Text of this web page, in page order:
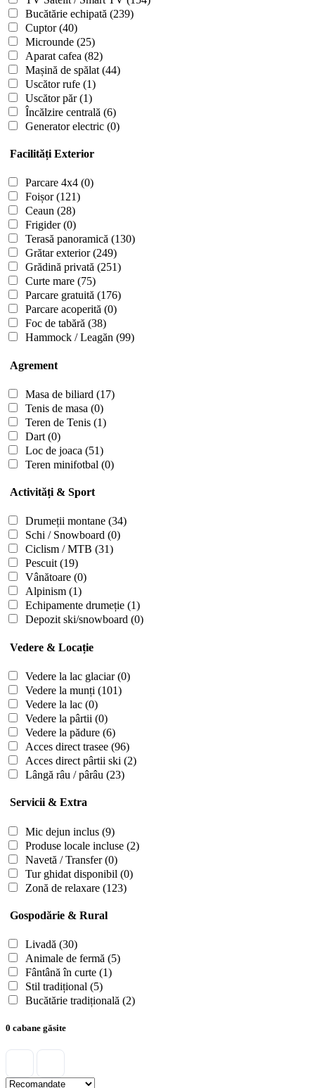
Bucătărie echipată (239)
Cuptor(40)
Microunde (25)
Aparat cafea (82)
Mașină de spălat (44)
Uscător rufe (1)
Uscător păr(1)
Încălzire centrală (6)
Generator electric (0)
Facilități Exterior
Parcare 4x4 (0)
Foișor(121)
Ceaun (28)
Frigider(0)
Terasă panoramică (130)
Grătar exterior(249)
Grădină privată (251)
Curte mare (75)
Parcare gratuită (176)
Parcare acoperită (0)
Foc de tabără (38)
Hammock / Leagăn (99)
Agrement
Masa de biliard (17)
Tenis de masa (0)
Teren de Tenis (1)
Dart (0)
Loc de joaca (51)
Teren minifotbal (0)
Activități & Sport
Drumeții montane (34)
Schi / Snowboard (0)
Ciclism / MTB (31)
Pescuit(19)
Vânătoare (0)
Alpinism (1)
Echipamente drumeție (1)
Depozit ski/snowboard (0)
Vedere & Locație
Vedere la lac glaciar(0)
Vedere la munți (101)
Vedere la lac (0)
Vedere la pârtii (0)
Vedere la pădure (6)
Acces direct trasee (96)
Acces direct pârtii ski (2)
Lângă râu / pârâu (23)
Servicii & Extra
Mic dejun inclus (9)
Produse locale incluse (2)
Navetă / Transfer(0)
Tur ghidat disponibil (0)
Zonă de relaxare (123)
Gospodărie & Rural
Livadă (30)
Animale de fermă (5)
Fântână în curte (1)
Stil tradițional (5)
Bucătărie tradițională (2)
0 cabane găsite